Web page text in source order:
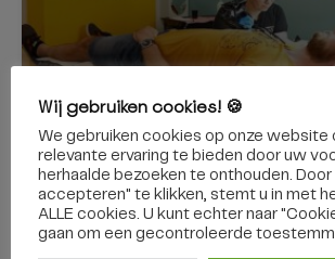
CULTUUR
Wij gebruiken cookies! 🍪
We gebruiken cookies op onze website
relevante ervaring te bieden door uw
herhaalde bezoeken te onthouden. Door
accepteren" te klikken, stemt u in met
ALLE cookies. U kunt echter naar
gaan om een ​​gecontroleerde